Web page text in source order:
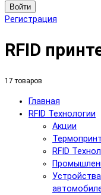
Войти
Регистрация
RFID
17 товаров
Главная
RFID Технологии
Акции
RFID